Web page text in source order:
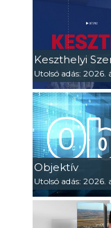
Keszthelyi
Utolsó adás: 2026.
Objektív
Utolsó adás: 2026.